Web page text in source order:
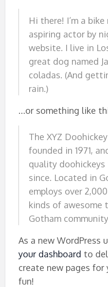
Hi there! I’m a
aspiring actor by
website. I live in
great dog named
coladas. (And
rain.)
…or something like
The XYZ
founded in 1971,
quality
since. Located in
employs over
kinds of awesome
Gotham
As a new WordPress
your dashboard to
create new pages for
fun!